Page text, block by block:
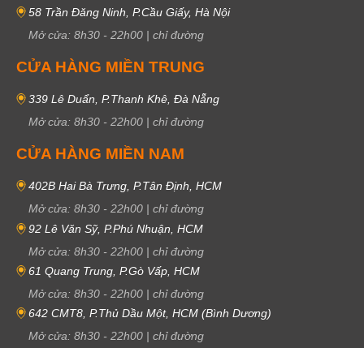
58 Trần Đăng Ninh, P.Cầu Giấy, Hà Nội
Mở cửa: 8h30 - 22h00 | chỉ đường
CỬA HÀNG MIỀN TRUNG
339 Lê Duẩn, P.Thanh Khê, Đà Nẵng
Mở cửa: 8h30 - 22h00 | chỉ đường
CỬA HÀNG MIỀN NAM
402B Hai Bà Trưng, P.Tân Định, HCM
Mở cửa: 8h30 - 22h00 | chỉ đường
92 Lê Văn Sỹ, P.Phú Nhuận, HCM
Mở cửa: 8h30 - 22h00 | chỉ đường
61 Quang Trung, P.Gò Vấp, HCM
Mở cửa: 8h30 - 22h00 | chỉ đường
642 CMT8, P.Thủ Dầu Một, HCM (Bình Dương)
Mở cửa: 8h30 - 22h00 | chỉ đường